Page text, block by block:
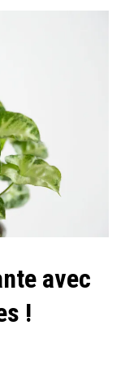
avec
!